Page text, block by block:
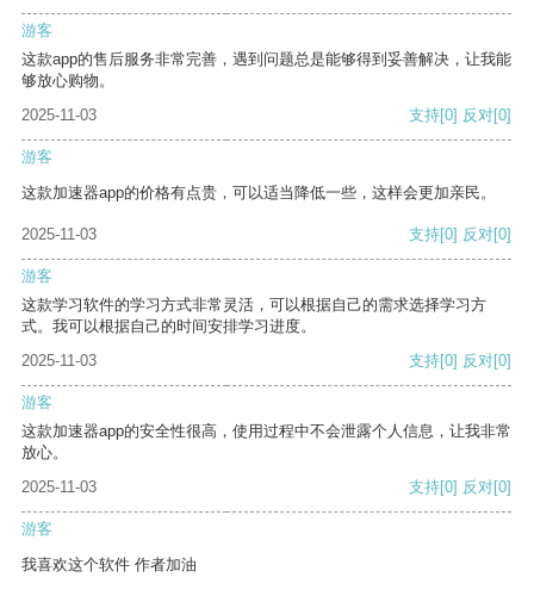
游客
这款app的售后服务非常完善，遇到问题总是能够得到妥善解决，让我能
够放心购物。
2025-11-03
支持[0] 反对[0]
游客
这款加速器app的价格有点贵，可以适当降低一些，这样会更加亲民。
2025-11-03 支持[0] 反对[0]
游客
这款学习软件的学习方式非常灵活，可以根据自己的需求选择学习方
式。我可以根据自己的时间安排学习进度。
2025-11-03
支持[0] 反对[0]
游客
这款加速器app的安全性很高，使用过程中不会泄露个人信息，让我非常
放心。
2025-11-03
支持[0] 反对[0]
游客
我喜欢这个软件 作者加油